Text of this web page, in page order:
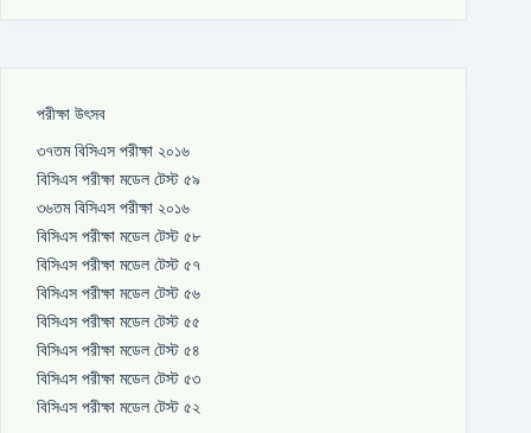
পরীক্ষা উৎসব
৩৭তম বিসিএস পরীক্ষা ২০১৬
বিসিএস পরীক্ষা মডেল টেস্ট ৫৯
৩৬তম বিসিএস পরীক্ষা ২০১৬
বিসিএস পরীক্ষা মডেল টেস্ট ৫৮
বিসিএস পরীক্ষা মডেল টেস্ট ৫৭
বিসিএস পরীক্ষা মডেল টেস্ট ৫৬
বিসিএস পরীক্ষা মডেল টেস্ট ৫৫
বিসিএস পরীক্ষা মডেল টেস্ট ৫৪
বিসিএস পরীক্ষা মডেল টেস্ট ৫৩
বিসিএস পরীক্ষা মডেল টেস্ট ৫২